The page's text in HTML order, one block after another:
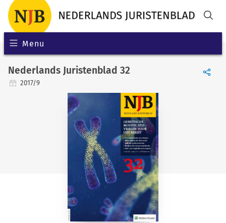
Menu
Nederlands Juristenblad 32
2017/9